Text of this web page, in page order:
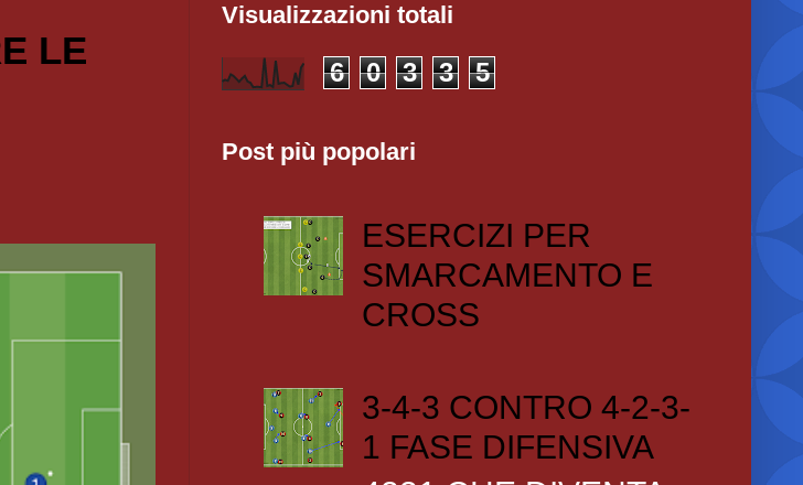
LE
Visualizzazioni totali
6 0 3 3 5
Post più popolari
ESERCIZI PER
SMARCAMENTO E
CROSS
3-4-3 CONTRO 4-2-3-
1 FASE DIFENSIVA